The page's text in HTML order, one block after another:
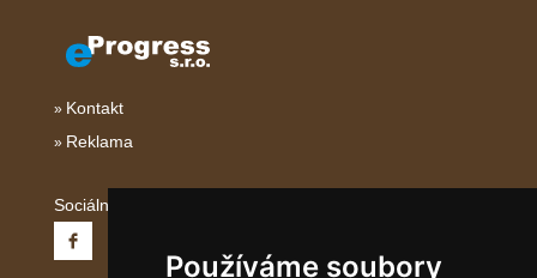
Používáme soubory
Kontakt
Reklama
Sociální sítě: